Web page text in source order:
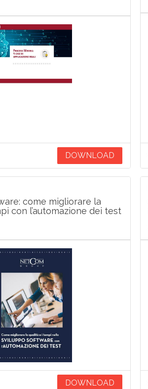
DOWNLOAD
come migliorare la
con l’automazione dei test
DOWNLOAD